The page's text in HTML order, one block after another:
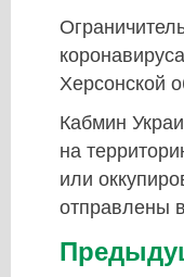
Херсонской
Кабмин
на
или
отправлены